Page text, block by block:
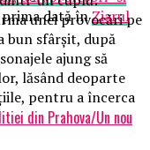
dată înZiarul
din Prahova/Un nou
unei provocări pe
bun sfârșit, după
ajung să
lăsând deoparte
pentru a încerca